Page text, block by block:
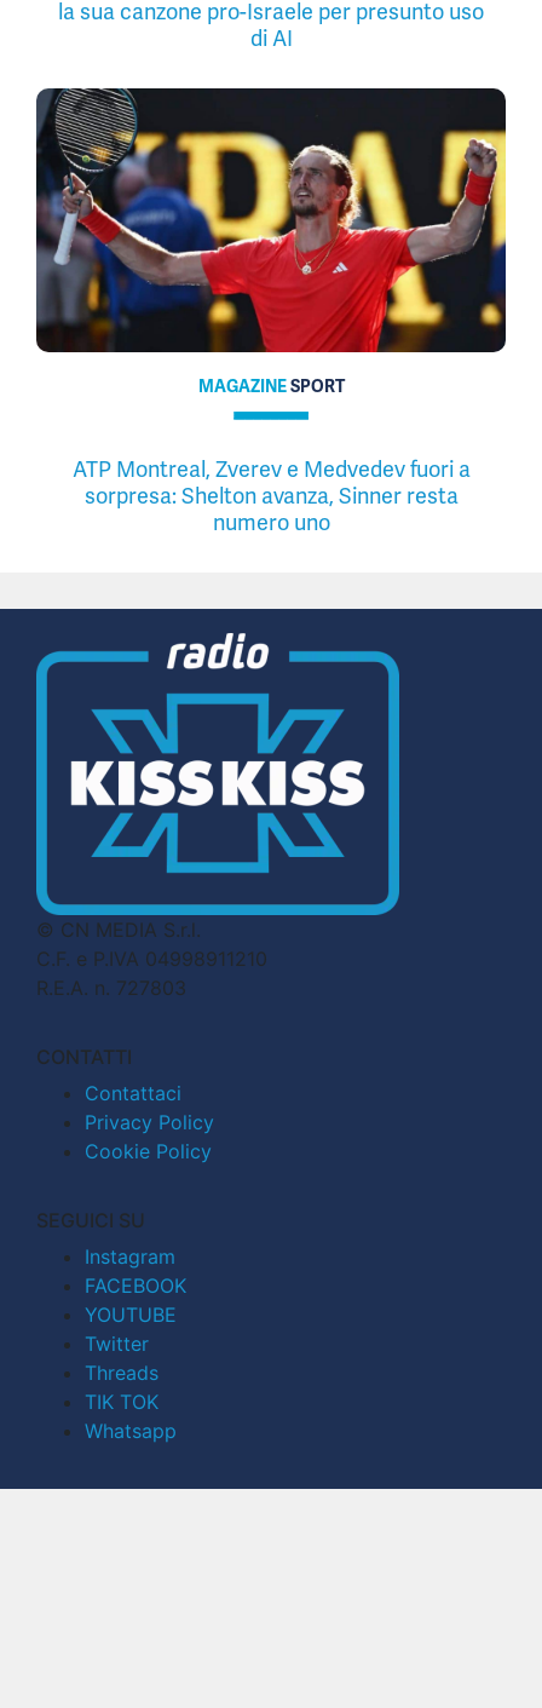
la sua canzone pro-Israele per presunto uso
di AI
MAGAZINESPORT
ATP Montreal, Zverev e Medvedev fuori a
sorpresa: Shelton avanza, Sinner resta
numero uno
© CN MEDIA S.r.l.
C.F. e P.IVA 04998911210
R.E.A. n. 727803
CONTATTI
Contattaci
Privacy Policy
Cookie Policy
SEGUICI SU
Instagram
FACEBOOK
YOUTUBE
Twitter
Threads
TIK TOK
Whatsapp